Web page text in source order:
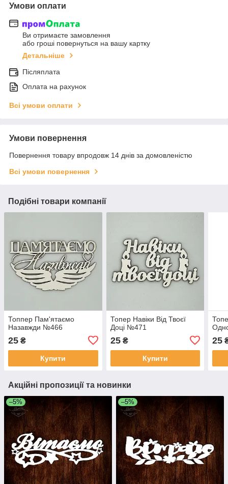
Умови оплати
Ви отримаєте замовлення
або гроші повернуться на вашу картку
Детальніше
Післяплата
Оплата на рахунок
Всі умови оплати
Умови повернення
Повернення товару впродовж 14 днів за домовленістю
Всі умови повернення
Подібні товари компанії
Топпер Пам'ятаємо
Назавжди №466
25 ₴
Купити
Топер Навіки Від Твоєї
Доці №471
25₴
Купити
25
Акційні пропозиції та новинки
–5% –5%